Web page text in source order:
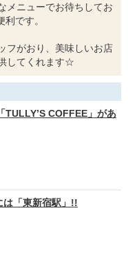
メニューでお待ちしてお
です。
フがおり、美味しいお店
してくれます☆
TULLY’S COFFEE」があ
は「東新宿駅」!!